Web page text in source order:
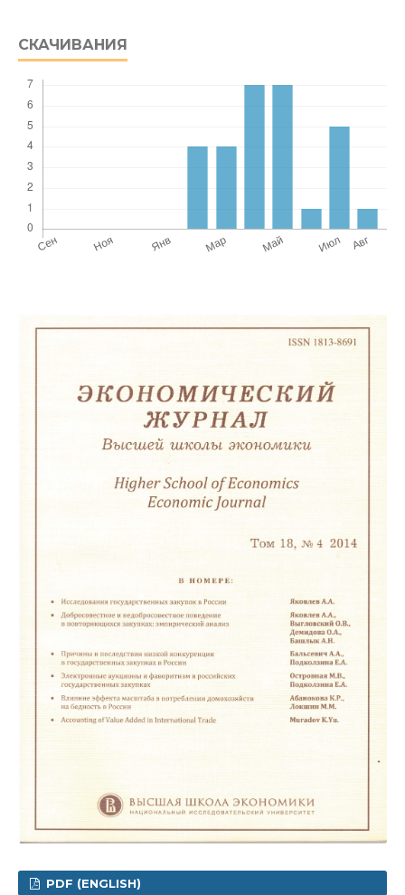
СКАЧИВАНИЯ
PDF (ENGLISH)